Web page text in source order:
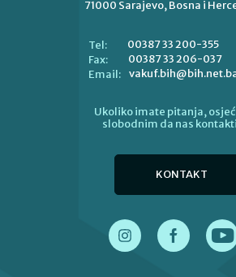
71000 Sarajevo, Bosna i
Tel:
00387 33 200-355
Fax:
00387 33 206-037
Email:
Ukoliko imate pitanja,
slobodnim da nas
KONTAKT